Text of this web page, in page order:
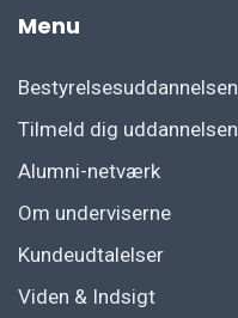
Menu
Bestyrelsesuddannelsen
Tilmeld dig uddannelsen
Alumni-netværk
Om underviserne
Kundeudtalelser
Viden & Indsigt